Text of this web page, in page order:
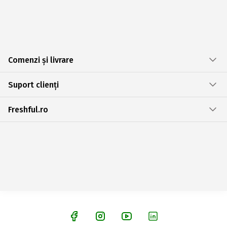
Comenzi și livrare
Suport clienți
Freshful.ro